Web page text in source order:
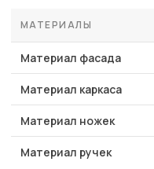
МАТЕРИАЛЫ
Материал фасада
Материал каркаса
Материал ножек
Материал ручек